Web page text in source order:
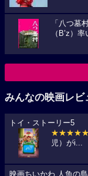
「八つ墓
（B’z）
みんなの映画レビ
トイ・ストーリー5
★★★★★
児）がi...
映画ちいかわ 人魚の